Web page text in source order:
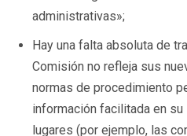
administrativas»;
Hay una falta absoluta de
Comisión no refleja sus
normas de procedimiento
información facilitada en
lugares (por ejemplo, las